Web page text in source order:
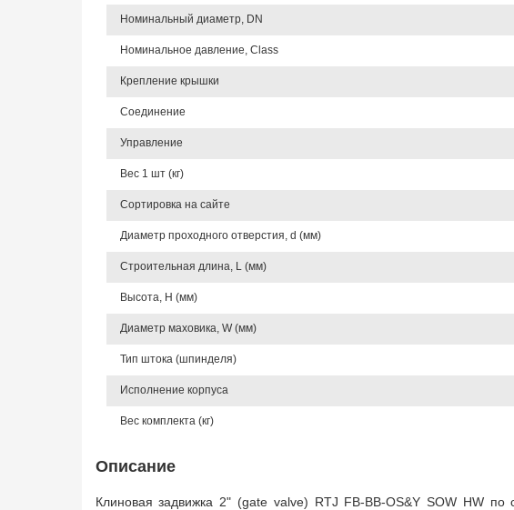
Номинальный диаметр, DN
Номинальное давление, Class
Крепление крышки
Соединение
Управление
Вес 1 шт (кг)
Сортировка на сайте
Диаметр проходного отверстия, d (мм)
Строительная длина, L (мм)
Высота, Н (мм)
Диаметр маховика, W (мм)
Тип штока (шпинделя)
Исполнение корпуса
Вес комплекта (кг)
Описание
Клиновая задвижка 2" (gate valve) RTJ FB-BB-OS&Y SOW HW по